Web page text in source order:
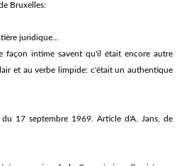
Bruxelles:
juridique...
façon intime savent qu'il était encore autre
et au verbe limpide: c'était un authentique
17 septembre 1969. Article d'A. Jans, de